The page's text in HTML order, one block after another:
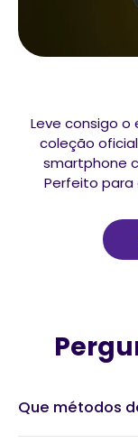
Leve consigo o
coleção
smartphone
Perfeito
Que métodos